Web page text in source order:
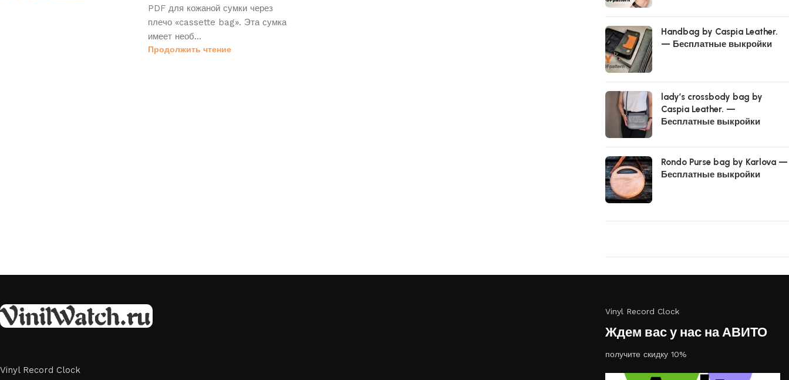
PDF для кожаной сумки через
плечо «cassette bag». Эта сумка
имеет необ...
Продолжить чтение
Handbag by Caspia Leather.
— Бесплатные выкройки
lady’s crossbody bag by
Caspia Leather. —
Бесплатные выкройки
Rondo Purse bag by Karlova —
Бесплатные выкройки
Vinyl Record Clock
Vinyl Record Clock
Ждем вас у нас на АВИТО
получите скидку 10%